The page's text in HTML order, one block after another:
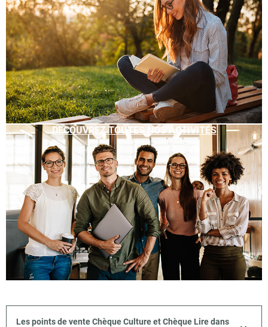
DÉCOUVREZ TOUTES NOS ACTIVITÉS
Les points de vente Chèque Culture et Chèque Lire dans